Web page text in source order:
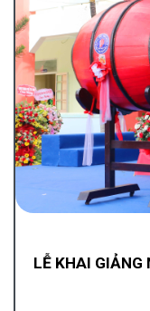
LỄ KHAI